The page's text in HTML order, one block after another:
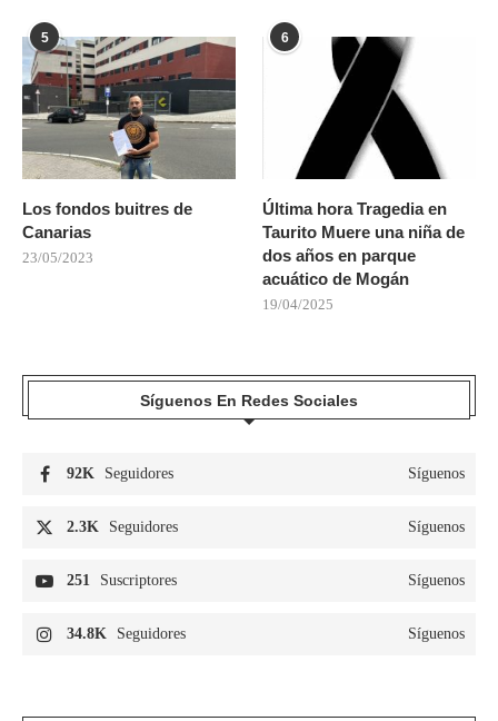
5
Los fondos buitres de
Canarias
23/05/2023
6
Última hora Tragedia en
Taurito Muere una niña de
dos años en parque
acuático de Mogán
19/04/2025
Síguenos En Redes Sociales
92K Seguidores Síguenos
2.3K Seguidores Síguenos
251 Suscriptores Síguenos
34.8K Seguidores Síguenos